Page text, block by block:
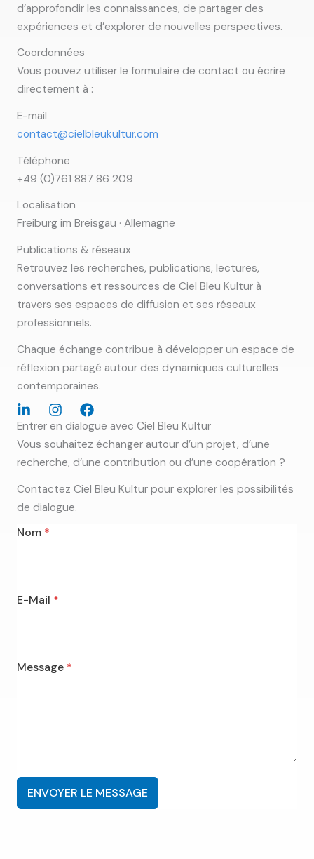
d’approfondir les connaissances, de partager des
expériences et d’explorer de nouvelles perspectives.
Coordonnées
Vous pouvez utiliser le formulaire de contact ou écrire
directement à :
E-mail
contact@cielbleukultur.com
Téléphone
+49 (0)761 887 86 209
Localisation
Freiburg im Breisgau · Allemagne
Publications & réseaux
Retrouvez les recherches, publications, lectures,
conversations et ressources de Ciel Bleu Kultur à
travers ses espaces de diffusion et ses réseaux
professionnels.
Chaque échange contribue à développer un espace de
réflexion partagé autour des dynamiques culturelles
contemporaines.
Entrer en dialogue avec Ciel Bleu Kultur
Vous souhaitez échanger autour d’un projet, d’une
recherche, d’une contribution ou d’une coopération ?
Contactez Ciel Bleu Kultur pour explorer les possibilités
de dialogue.
Nom *
E-Mail *
Message *
ENVOYER LE MESSAGE